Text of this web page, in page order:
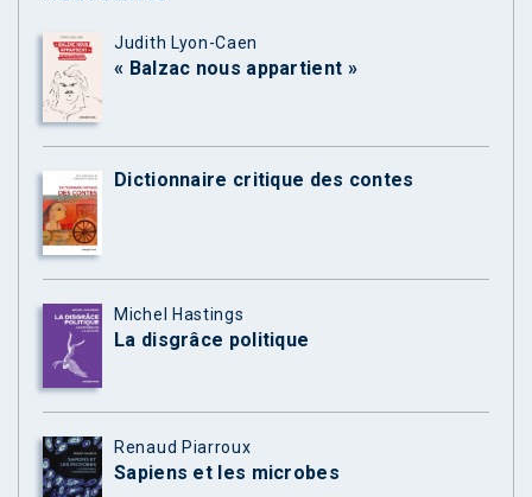
Judith Lyon-Caen
« Balzac nous appartient »
Dictionnaire critique des contes
Michel Hastings
La disgrâce politique
Renaud Piarroux
Sapiens et les microbes